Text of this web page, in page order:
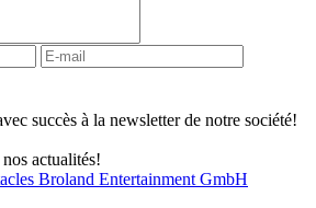
succès à la newsletter de notre société!
actualités!